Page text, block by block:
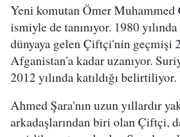
Yeni komutan Ömer
ismiyle de tanınıyor. 1980
dünyaya gelen Çiftçi'nin geçmişi
Afganistan'a kadar uzanıyor.
2012 yılında katıldığı belirtiliyor.
Ahmed Şara'nın uzun yıllardır
arkadaşlarından biri olan Çiftçi,